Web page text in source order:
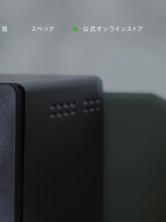
スペック 公式オンラインストア